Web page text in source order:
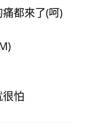
都來了(呵)
怕